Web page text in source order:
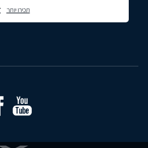
תכירו יותר